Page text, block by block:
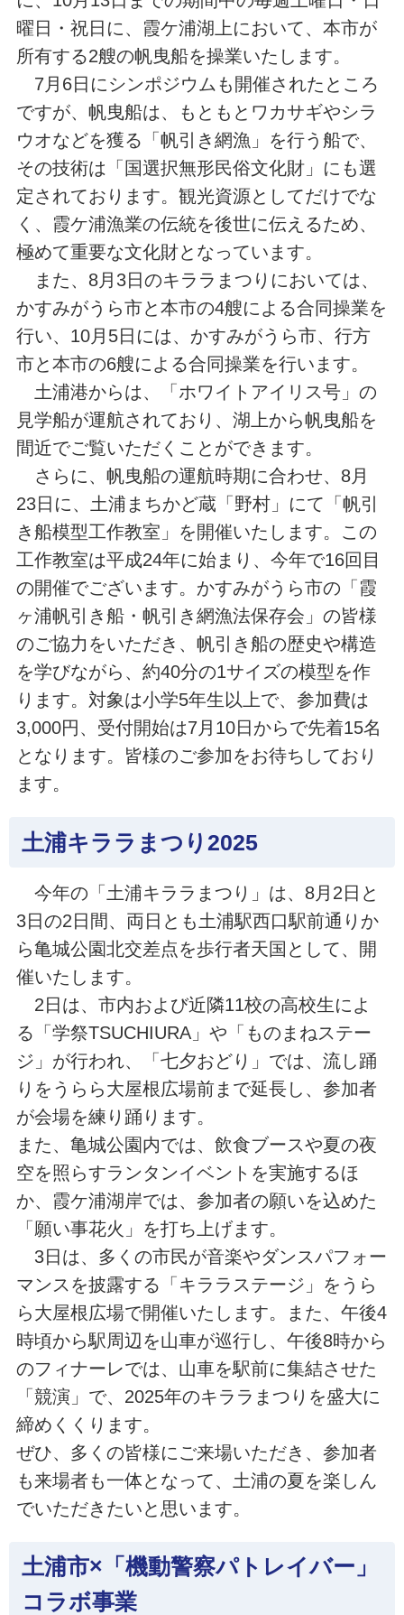
曜日・祝日に、霞ケ浦湖上において、本市が
所有する2艘の帆曳船を操業いたします。
7月6日にシンポジウムも開催されたところ
ですが、帆曳船は、もともとワカサギやシラ
ウオなどを獲る「帆引き網漁」を行う船で、
その技術は「国選択無形民俗文化財」にも選
定されております。観光資源としてだけでな
く、霞ケ浦漁業の伝統を後世に伝えるため、
極めて重要な文化財となっています。
また、8月3日のキララまつりにおいては、
かすみがうら市と本市の4艘による合同操業を
行い、10月5日には、かすみがうら市、行方
市と本市の6艘による合同操業を行います。
土浦港からは、「ホワイトアイリス号」の
見学船が運航されており、湖上から帆曳船を
間近でご覧いただくことができます。
さらに、帆曳船の運航時期に合わせ、8月
23日に、土浦まちかど蔵「野村」にて「帆引
き船模型工作教室」を開催いたします。この
工作教室は平成24年に始まり、今年で16回目
の開催でございます。かすみがうら市の「霞
ヶ浦帆引き船・帆引き網漁法保存会」の皆様
のご協力をいただき、帆引き船の歴史や構造
を学びながら、約40分の1サイズの模型を作
ります。対象は小学5年生以上で、参加費は
3,000円、受付開始は7月10日からで先着15名
となります。皆様のご参加をお待ちしており
ます。
土浦キララまつり2025
今年の「土浦キララまつり」は、8月2日と
3日の2日間、両日とも土浦駅西口駅前通りか
ら亀城公園北交差点を歩行者天国として、開
催いたします。
2日は、市内および近隣11校の高校生によ
る「学祭TSUCHIURA」や「ものまねステー
ジ」が行われ、「七夕おどり」では、流し踊
りをうらら大屋根広場前まで延長し、参加者
が会場を練り踊ります。
また、亀城公園内では、飲食ブースや夏の夜
空を照らすランタンイベントを実施するほ
か、霞ケ浦湖岸では、参加者の願いを込めた
「願い事花火」を打ち上げます。
3日は、多くの市民が音楽やダンスパフォー
マンスを披露する「キララステージ」をうら
ら大屋根広場で開催いたします。また、午後4
時頃から駅周辺を山車が巡行し、午後8時から
のフィナーレでは、山車を駅前に集結させた
「競演」で、2025年のキララまつりを盛大に
締めくくります。
ぜひ、多くの皆様にご来場いただき、参加者
も来場者も一体となって、土浦の夏を楽しん
でいただきたいと思います。
土浦市×「機動警察パトレイバー」
コラボ事業